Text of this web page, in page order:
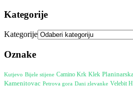
Kategorije
Kategorije
Oznake
Kutjevo Bijele stijene Camino Krk Klek
Kamenitovac Petrova gora Dani zlevanke Velebit